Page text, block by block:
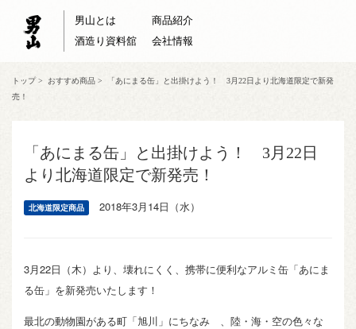
男山とは
商品紹介
酒造り資料舘
会社情報
トップ> おすすめ商品 >
「あにまる缶」と出掛けよう！ 3月22日より北海道限定で新発
売！
「あにまる缶」と出掛けよう！ 3月22日
より北海道限定で新発売！
北海道限定商品 2018年3月14日（水）
3月22日（木）より、壊れにくく、携帯に便利なアルミ缶「あにま
る缶」を新発売いたします！
最北の動物園がある町「旭川」にちなみ 、陸・海・空の色々な